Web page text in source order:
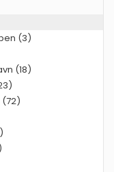
(3)
(18)